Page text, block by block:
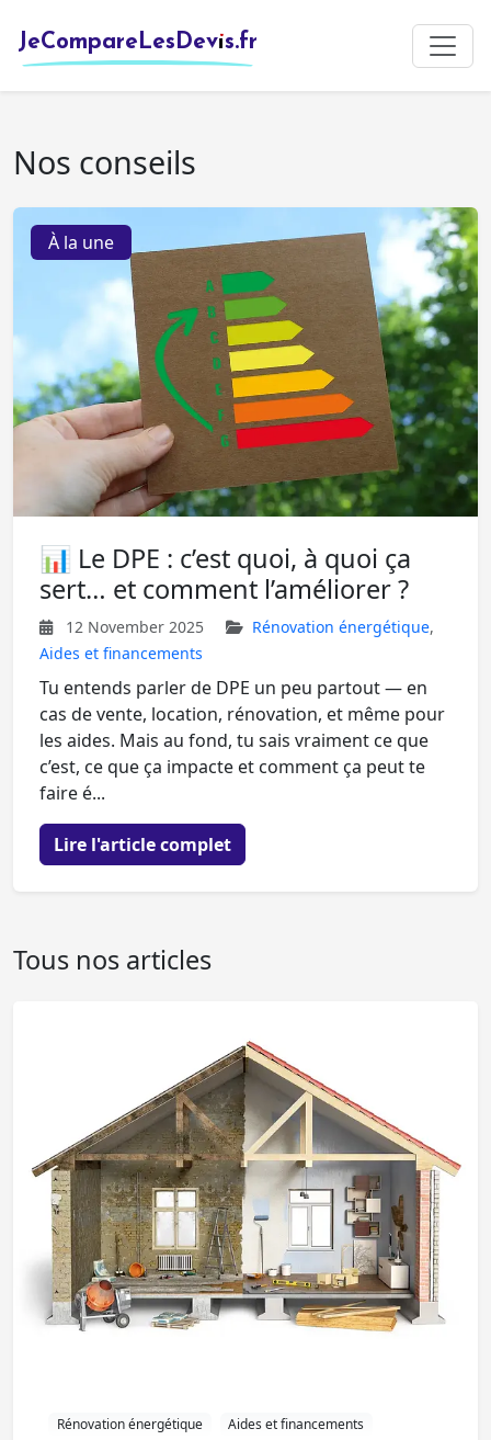
JeCompareLesDevis.fr
Nos conseils
À la une
📊 Le DPE : c’est quoi, à quoi ça
sert… et comment l’améliorer ?
12 November 2025 Rénovation énergétique,
Aides et financements
Tu entends parler de DPE un peu partout — en
cas de vente, location, rénovation, et même pour
les aides. Mais au fond, tu sais vraiment ce que
c’est, ce que ça impacte et comment ça peut te
faire é...
Lire l'article complet
Tous nos articles
Rénovation énergétique Aides et financements